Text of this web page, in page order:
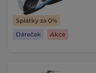
Splátky za 0%
Dáreček
Akce